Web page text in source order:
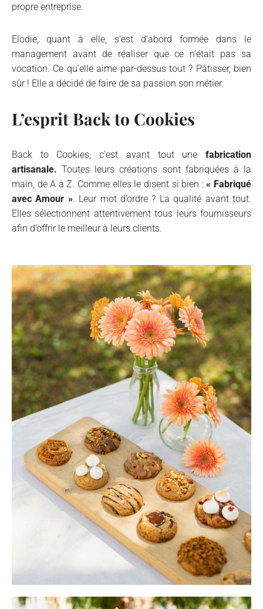
propre entreprise.
Elodie, quant à elle, s’est d’abord formée dans le
management avant de réaliser que ce n’était pas sa
vocation. Ce qu’elle aime par-dessus tout ? Pâtisser, bien
sûr ! Elle a décidé de faire de sa passion son métier.
L’esprit Back to Cookies
Back to Cookies, c’est avant tout une fabrication
artisanale. Toutes leurs créations sont fabriquées à la
main, de A à Z. Comme elles le disent si bien :« Fabriqué
avec Amour ». Leur mot d’ordre ? La qualité avant tout.
Elles sélectionnent attentivement tous leurs fournisseurs
afin d’offrir le meilleur à leurs clients.